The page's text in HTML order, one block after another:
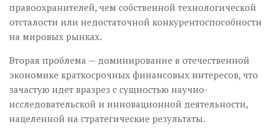
право­охранителей, чем собственной технологической
отсталости или недостаточной конкурентоспособности
на мировых рынках.
Вторая проблема — доминирование в отечественной
экономике краткосрочных финансовых интересов, что
зачастую идет вразрез с сущностью научно-
исследовательской и инновационной деятельности,
нацеленной на стратегические результаты.